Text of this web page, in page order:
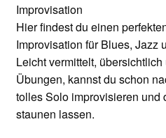
Improvisation
Hier findest du einen
Improvisation für Blues, Jazz
Leicht vermittelt,
Übungen, kannst du schon
tolles Solo improvisieren und
staunen lassen.